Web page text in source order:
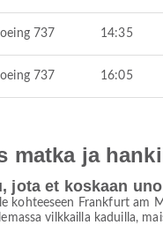
737 14:35
737 16:05
matka ja
jota et koskaan
kohteeseen Frankfurt am
vilkkailla kaduilla,